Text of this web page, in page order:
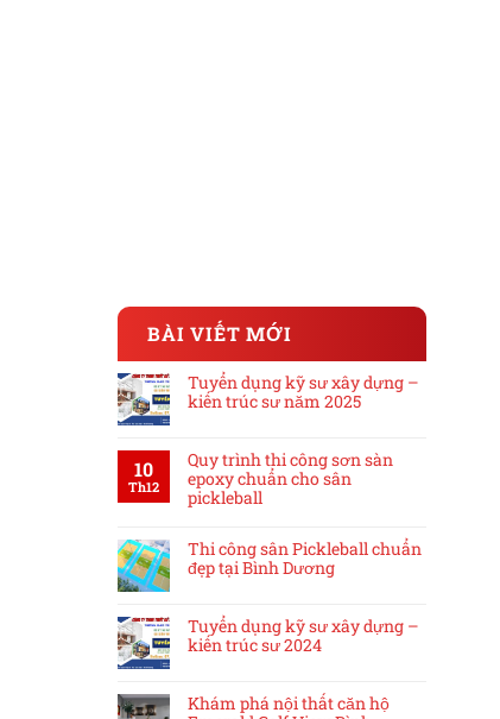
BÀI VIẾT MỚI
Tuyển dụng kỹ sư xây dựng –
kiến trúc sư năm 2025
10
Th12
Quy trình thi công sơn sàn
epoxy chuẩn cho sân
pickleball
Thi công sân Pickleball chuẩn
đẹp tại Bình Dương
Tuyển dụng kỹ sư xây dựng –
kiến trúc sư 2024
Khám phá nội thất căn hộ